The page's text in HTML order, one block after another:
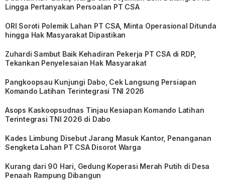
Lingga Pertanyakan Persoalan PT CSA
ORI Soroti Polemik Lahan PT CSA, Minta Operasional Ditunda
hingga Hak Masyarakat Dipastikan
Zuhardi Sambut Baik Kehadiran Pekerja PT CSA di RDP,
Tekankan Penyelesaian Hak Masyarakat
Pangkoopsau Kunjungi Dabo, Cek Langsung Persiapan
Komando Latihan Terintegrasi TNI 2026
Asops Kaskoopsudnas Tinjau Kesiapan Komando Latihan
Terintegrasi TNI 2026 di Dabo
Kades Limbung Disebut Jarang Masuk Kantor, Penanganan
Sengketa Lahan PT CSA Disorot Warga
Kurang dari 90 Hari, Gedung Koperasi Merah Putih di Desa
Penaah Rampung Dibangun